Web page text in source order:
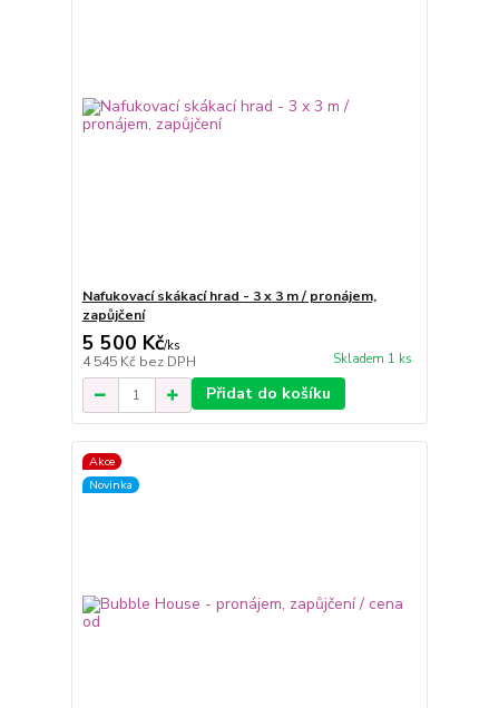
Nafukovací skákací hrad - 3 x 3 m / pronájem,
zapůjčení
5 500 Kč/ks
4 545 Kč bez DPH Skladem 1 ks
Přidat do košíku
Akce
Novinka